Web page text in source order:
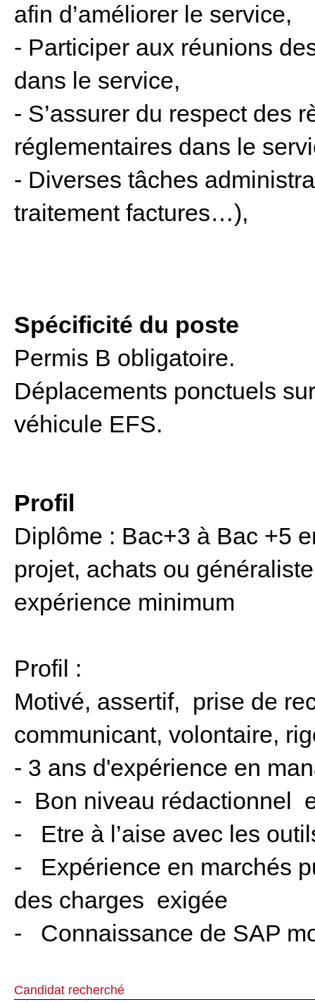
afin d’améliorer le service,
- Participer aux réunions
dans le service,
- S’assurer du respect des
réglementaires dans le
- Diverses tâches
traitement factures…),
Spécificité du poste
Permis B obligatoire.
Déplacements ponctuels
véhicule EFS.
Profil
Diplôme : Bac+3 à Bac +5
projet, achats ou
expérience minimum
Profil :
Motivé, assertif, prise de
communicant, volontaire,
- 3 ans d'expérience en
- Bon niveau rédactionnel
- Etre à l’aise avec les
- Expérience en marchés
des charges exigée
- Connaissance de SAP
Candidat recherché